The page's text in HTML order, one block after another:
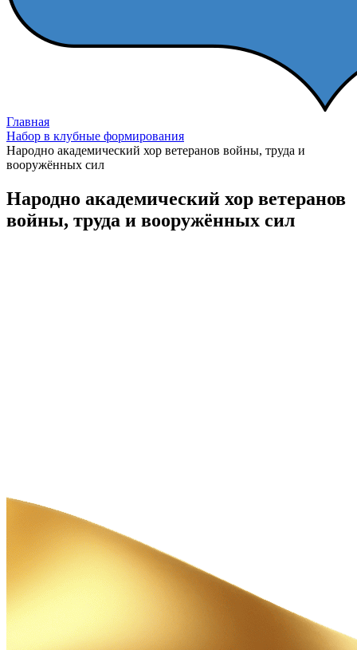
Главная
Набор в клубные формирования
Народно академический хор ветеранов войны, труда и
вооружённых сил
Народно академический хор ветеранов
войны, труда и вооружённых сил